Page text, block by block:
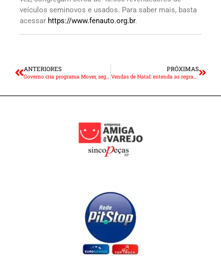
veículos seminovos e usados. Para saber mais, basta
acessar https://www.fenauto.org.br.
ANTERIORES
Governo cria programa Mover, segundo ciclo do Rota 2030
PRÓXIMAS
Vendas de Natal: entenda as regras para trocas e devolução de produtos